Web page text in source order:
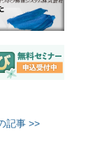
記事 >>